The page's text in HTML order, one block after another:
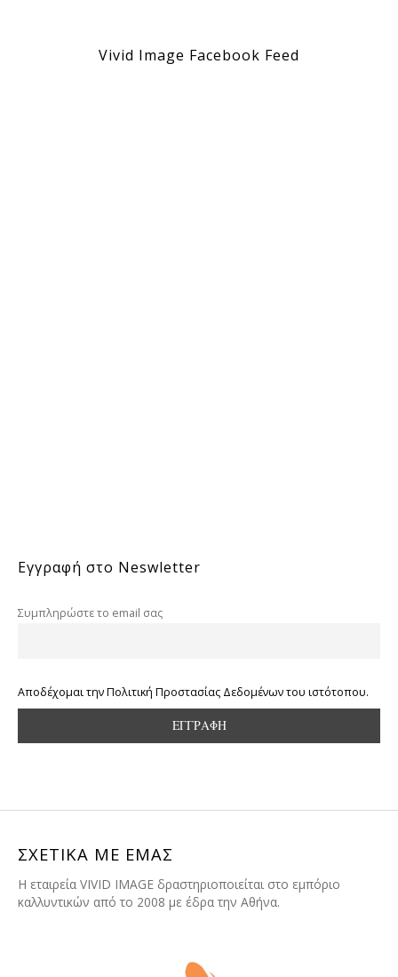
Vivid Image Facebook Feed
Εγγραφή στο Neswletter
Συμπληρώστε το email σας
Αποδέχομαι την Πολιτική Προστασίας Δεδομένων του ιστότοπου.
ΣΧΕΤΙΚΑ ΜΕ ΕΜΑΣ
H εταιρεία VIVID IMAGE δραστηριοποιείται στο εμπόριο
καλλυντικών από το 2008 με έδρα την Αθήνα.